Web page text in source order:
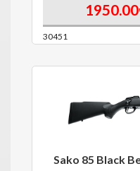
30451
Sako 85 Black